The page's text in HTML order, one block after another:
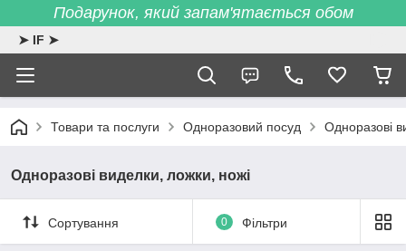
Подарунок, який запам'ятається обом
➤ IF ➤
Товари та послуги Одноразовий посуд Одноразові
Одноразові виделки, ложки, ножі
Сортування 0 Фільтри